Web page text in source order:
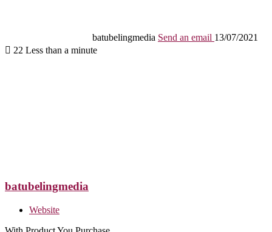
batubelingmedia Send an email 13/07/2021
22 Less than a minute
batubelingmedia
Website